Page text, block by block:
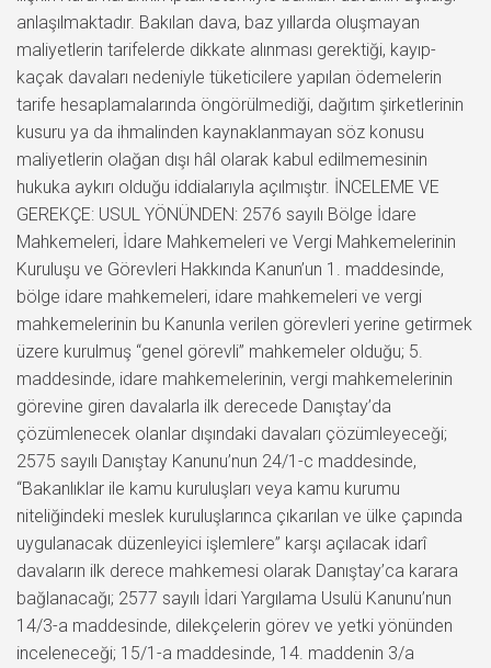
anlaşılmaktadır. Bakılan dava, baz yıllarda oluşmayan
maliyetlerin tarifelerde dikkate alınması gerektiği, kayıp-
kaçak davaları nedeniyle tüketicilere yapılan ödemelerin
tarife hesaplamalarında öngörülmediği, dağıtım şirketlerinin
kusuru ya da ihmalinden kaynaklanmayan söz konusu
maliyetlerin olağan dışı hâl olarak kabul edilmemesinin
hukuka aykırı olduğu iddialarıyla açılmıştır. İNCELEME VE
GEREKÇE: USUL YÖNÜNDEN: 2576 sayılı Bölge İdare
Mahkemeleri, İdare Mahkemeleri ve Vergi Mahkemelerinin
Kuruluşu ve Görevleri Hakkında Kanun’un 1. maddesinde,
bölge idare mahkemeleri, idare mahkemeleri ve vergi
mahkemelerinin bu Kanunla verilen görevleri yerine getirmek
üzere kurulmuş “genel görevli” mahkemeler olduğu; 5.
maddesinde, idare mahkemelerinin, vergi mahkemelerinin
görevine giren davalarla ilk derecede Danıştay’da
çözümlenecek olanlar dışındaki davaları çözümleyeceği;
2575 sayılı Danıştay Kanunu’nun 24/1-c maddesinde,
“Bakanlıklar ile kamu kuruluşları veya kamu kurumu
niteliğindeki meslek kuruluşlarınca çıkarılan ve ülke çapında
uygulanacak düzenleyici işlemlere” karşı açılacak idarî
davaların ilk derece mahkemesi olarak Danıştay’ca karara
bağlanacağı; 2577 sayılı İdari Yargılama Usulü Kanunu’nun
14/3-a maddesinde, dilekçelerin görev ve yetki yönünden
inceleneceği; 15/1-a maddesinde, 14. maddenin 3/a